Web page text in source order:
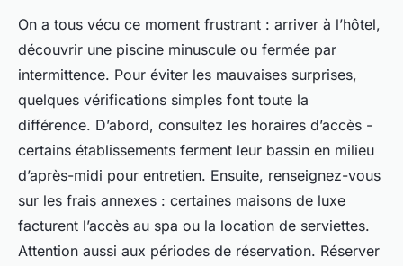
On a tous vécu ce moment frustrant : arriver à l’hôtel,
découvrir une piscine minuscule ou fermée par
intermittence. Pour éviter les mauvaises surprises,
quelques vérifications simples font toute la
différence. D’abord, consultez les horaires d’accès -
certains établissements ferment leur bassin en milieu
d’après-midi pour entretien. Ensuite, renseignez-vous
sur les frais annexes : certaines maisons de luxe
facturent l’accès au spa ou la location de serviettes.
Attention aussi aux périodes de réservation. Réserver